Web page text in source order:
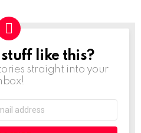
like this?
straight into your